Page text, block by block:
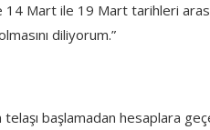
14 Mart ile 19 Mart tarihleri
diliyorum.”
başlamadan hesaplara